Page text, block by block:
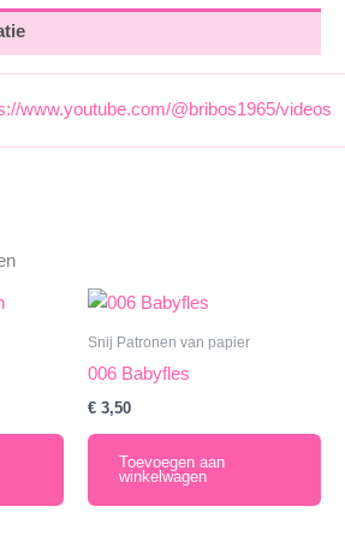
www.youtube.com/@bribos1965/videos
Snij Patronen van papier
006 Babyfles
€ 3,50
Toevoegen aan
winkelwagen